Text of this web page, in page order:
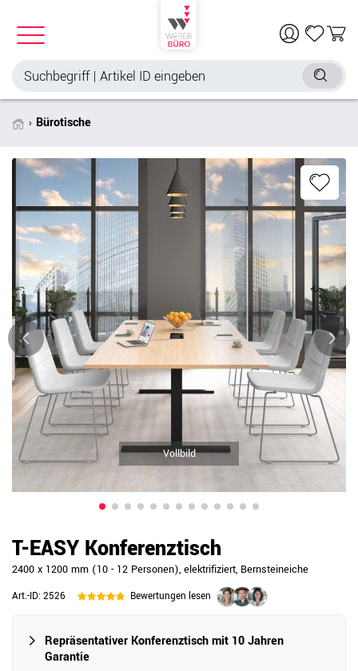
Bürotische
Vollbild
T-EASY Konferenztisch
2400 x 1200 mm (10 - 12 Personen), elektrifiziert, Bernsteineiche
Art.-ID: 2526 Bewertungen lesen
Repräsentativer Konferenztisch mit 10 Jahren
Garantie